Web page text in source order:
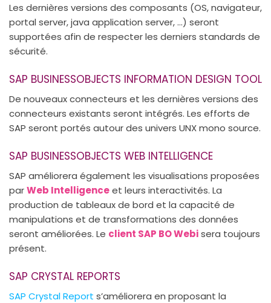
Les dernières versions des composants (OS, navigateur,
portal server, java application server, …) seront
supportées afin de respecter les derniers standards de
sécurité.
SAP BUSINESSOBJECTS INFORMATION DESIGN TOOL
De nouveaux connecteurs et les dernières versions des
connecteurs existants seront intégrés. Les efforts de
SAP seront portés autour des univers UNX mono source.
SAP BUSINESSOBJECTS WEB INTELLIGENCE
SAP améliorera également les visualisations proposées
parWeb Intelligenceet leurs interactivités. La
production de tableaux de bord et la capacité de
manipulations et de transformations des données
seront améliorées. Le client SAP BO Webisera toujours
présent.
SAP CRYSTAL REPORTS
SAP Crystal Report s’améliorera en proposant la